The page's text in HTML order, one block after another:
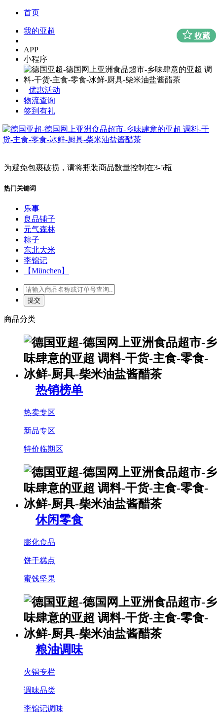
首页
我的亚超
APP
小程序
优惠活动
物流查询
签到有礼
为避免包裹破损，请将瓶装商品数量控制在3-5瓶
热门关键词
乐事
良品铺子
元气森林
粽子
东北大米
李锦记
【München】
商品分类
热销榜单
热卖专区
新品专区
特价临期区
休闲零食
膨化食品
饼干糕点
蜜饯坚果
粮油调味
火锅专栏
调味品类
李锦记调味
收藏